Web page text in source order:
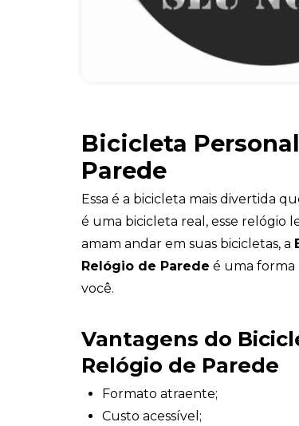
Bicicleta
Parede
Essa é a bicicleta mais divertida
é uma bicicleta real, esse relógio
amam andar em suas bicicletas, a
Relógio de Parede é uma
você.
Vantagens do
Relógio de Parede
Formato atraente;
Custo acessível;